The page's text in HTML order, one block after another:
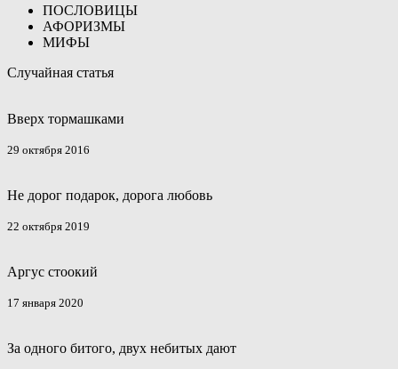
ПОСЛОВИЦЫ
АФОРИЗМЫ
МИФЫ
Случайная статья
Вверх тормашками
29 октября 2016
Не дорог подарок, дорога любовь
22 октября 2019
Аргус стоокий
17 января 2020
За одного битого, двух небитых дают